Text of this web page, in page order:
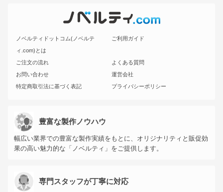
ノベルティドットコム(ノベルテ
ィ.com)とは
ご利用ガイド
ご注文の流れ
よくある質問
お問い合わせ
運営会社
特定商取引法に基づく表記
プライバシーポリシー
豊富な製作ノウハウ
幅広い業界での豊富な製作実績をもとに、オリジナリティと販促効
果の高い魅力的な「ノベルティ」をご提供します。
専門スタッフが丁寧に対応